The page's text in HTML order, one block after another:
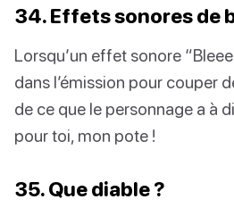
34. Effets sonores de
Lorsqu’un effet sonore
dans l’émission pour couper
de ce que le personnage a à
pour toi, mon pote !
35. Que diable ?